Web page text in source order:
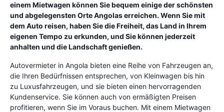
einem Mietwagen können Sie bequem einige der schönsten
und abgelegensten Orte Angolas erreichen. Wenn Sie mit
dem Auto reisen, haben Sie die Freiheit, das Land in Ihrem
eigenen Tempo zu erkunden, und Sie können jederzeit
anhalten und die Landschaft genießen.
Autovermieter in Angola bieten eine Reihe von Fahrzeugen an,
die Ihren Bedürfnissen entsprechen, von Kleinwagen bis hin
zu Luxusfahrzeugen, und sie bieten einen hervorragenden
Kundenservice. Sie können auch von ermäßigten Preisen
profitieren, wenn Sie im Voraus buchen. Mit einem Mietwagen